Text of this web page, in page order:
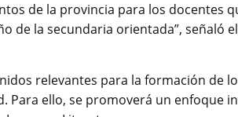
de la provincia para los docentes
de la secundaria orientada”, señaló
relevantes para la formación de
Para ello, se promoverá un enfoque